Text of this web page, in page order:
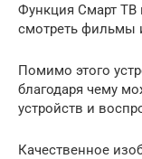
Функция Смарт ТВ
смотреть фильмы
Помимо этого
благодаря чему
устройств и
Качественное